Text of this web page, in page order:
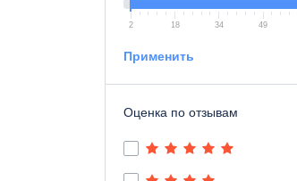
2 18 34 49
Применить
Оценка по отзывам